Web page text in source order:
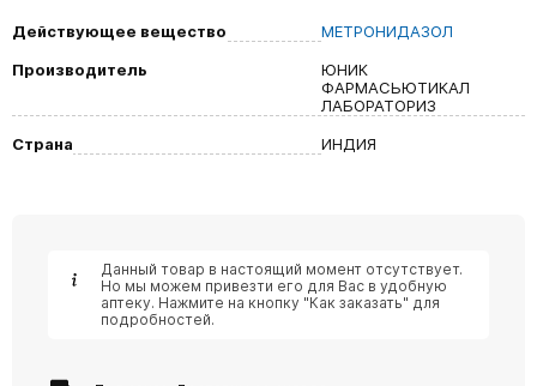
Действующее вещество
МЕТРОНИДАЗОЛ
Производитель
ЮНИК
ФАРМАСЬЮТИКАЛ
ЛАБОРАТОРИЗ
Страна
ИНДИЯ
Данный товар в настоящий момент отсутствует.
Но мы можем привезти его для Вас в удобную
аптеку. Нажмите на кнопку "Как заказать" для
подробностей.